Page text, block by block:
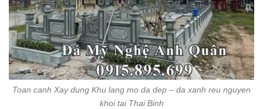
Toan canh Xay dung Khu lang mo da dep – da xanh reu nguyen
khoi tai Thai Binh